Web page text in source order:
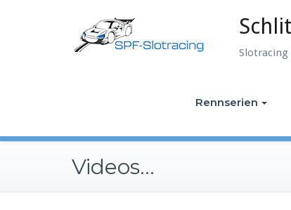
Slotracing
Rennserien
Videos…